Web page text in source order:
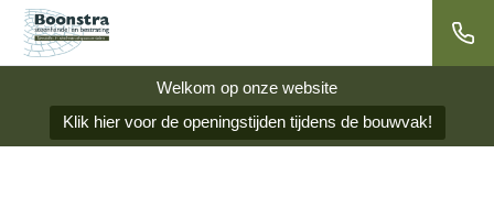
Welkom op onze website
Klik hier voor de openingstijden tijdens de bouwvak!